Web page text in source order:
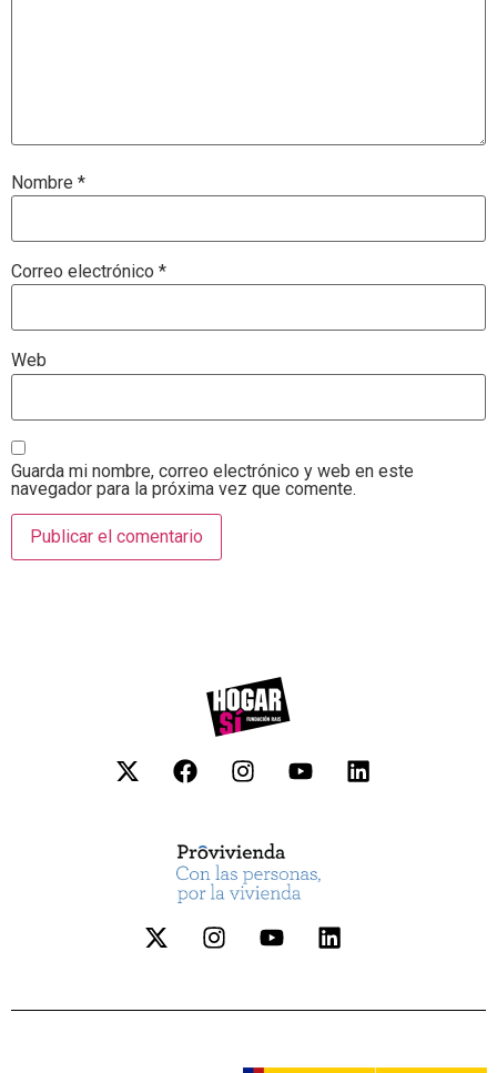
Nombre *
Correo electrónico *
Web
Guarda mi nombre, correo electrónico y web en este
navegador para la próxima vez que comente.